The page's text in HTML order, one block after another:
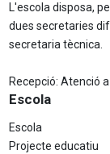
L'escola disposa,
dues secretaries
secretaria tècnica.
Recepció: Atenció
Escola
Escola
Projecte educatiu